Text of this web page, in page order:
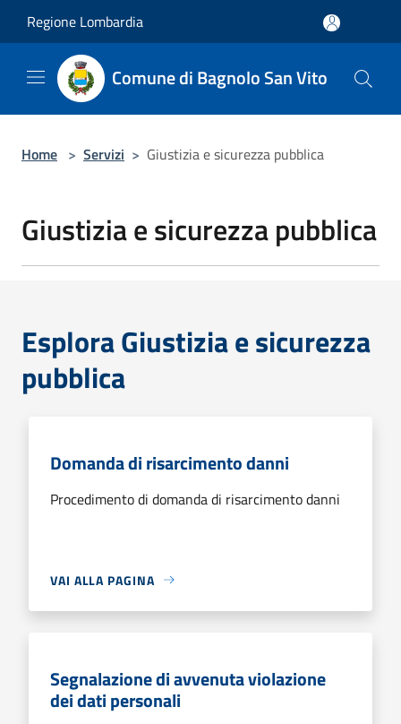
Regione Lombardia
Comune di Bagnolo San Vito
Home > Servizi > Giustizia e sicurezza pubblica
Giustizia e sicurezza pubblica
Esplora Giustizia e sicurezza
pubblica
Domanda di risarcimento danni
Procedimento di domanda di risarcimento danni
VAI ALLA PAGINA
Segnalazione di avvenuta violazione
dei dati personali